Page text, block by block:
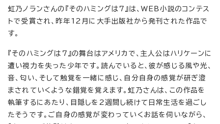
虹乃ノランさんの『そのハミングは7』は、WEB小説のコンテス
トで受賞され、昨年12月に大手出版社から発刊された作品で
す。
『そのハミングは7』の舞台はアメリカで、主人公はハリケーンに
遭い視力を失った少年です。読んでいると、彼が感じる風や光、
音、匂い、そして触覚を一緒に感じ、自分自身の感覚が研ぎ澄
まされていくような錯覚を覚えます。虹乃さんは、この作品を
執筆するにあたり、目隠しを2週間し続けて日常生活を過ごし
たそうです。ご自身の感覚が変わっていくお話を伺いながら、